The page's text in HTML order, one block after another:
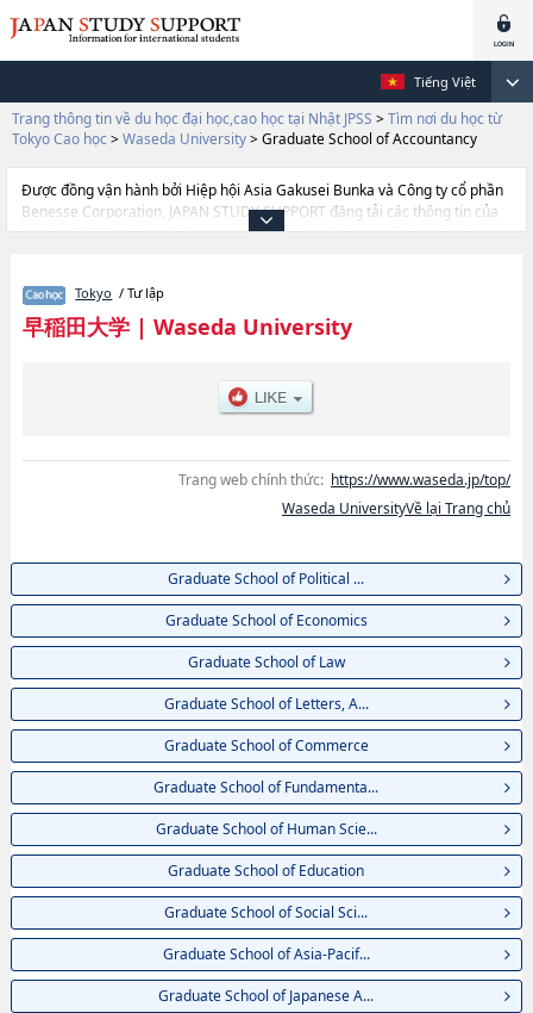
Tiếng Việt
Trang thông tin về du học đại học,cao học tại Nhật JPSS > Tìm nơi du học từ
Tokyo Cao học > Waseda University> Graduate School of Accountancy
Được đồng vận hành bởi Hiệp hội Asia Gakusei Bunka và Công ty cổ phần
Benesse Corporation, JAPAN STUDY SUPPORT đăng tải các thông tin của
khoảng 1.300 trường đại học, cao học, trường đại học ngắn hạn, trường
cần thiết dành cho du học sinh, như là về các Graduate School of Political
SciencehoặcGraduate School of EconomicshoặcGraduate School of
LawhoặcGraduate School of Letters, Arts and ScienceshoặcGraduate
EngineeringhoặcGraduate School of Human ScienceshoặcGraduate
School of EducationhoặcGraduate School of Social ScienceshoặcGraduate
FinancehoặcGraduate School of AccountancyhoặcGraduate School of
Sport ScienceshoặcGraduate School of Creative Science and
EngineeringhoặcGraduate school of Advanced Science and
Communication Studies, thông tin về từng khoa nghiên cứu, thông tin liên
quan đến thi tuyển như số lượng tuyển sinh, số lượng trúng tuyển, cở sở
trang thiết bị, hướng dẫn địa điểm v.v...
Tokyo / Tư lập
早稲田大学| Waseda University
Trang web chính thức: https://www.waseda.jp/top/
Waseda UniversityVề lại Trang chủ
Graduate School of Political ...
Graduate School of Economics
Graduate School of Law
Graduate School of Letters, A...
Graduate School of Commerce
Graduate School of Fundamenta...
Graduate School of Human Scie...
Graduate School of Education
Graduate School of Social Sci...
Graduate School of Asia-Pacif...
Graduate School of Japanese A...